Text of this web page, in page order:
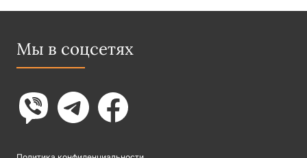
Мы в соцсетях